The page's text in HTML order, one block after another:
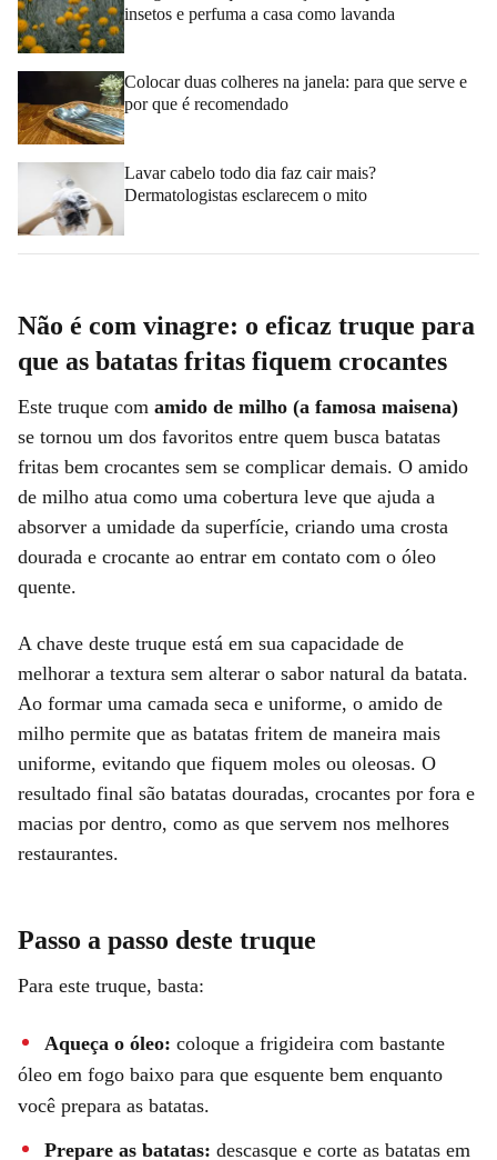
insetos e perfuma a casa como lavanda
Colocar duas colheres na janela: para que serve e
por que é recomendado
Lavar cabelo todo dia faz cair mais?
Dermatologistas esclarecem o mito
Não é com vinagre: o eficaz truque para
que as batatas fritas fiquem crocantes
Este truque com amido de milho (a famosa maisena)
se tornou um dos favoritos entre quem busca batatas
fritas bem crocantes sem se complicar demais. O amido
de milho atua como uma cobertura leve que ajuda a
absorver a umidade da superfície, criando uma crosta
dourada e crocante ao entrar em contato com o óleo
quente.
A chave deste truque está em sua capacidade de
melhorar a textura sem alterar o sabor natural da batata.
Ao formar uma camada seca e uniforme, o amido de
milho permite que as batatas fritem de maneira mais
uniforme, evitando que fiquem moles ou oleosas. O
resultado final são batatas douradas, crocantes por fora e
macias por dentro, como as que servem nos melhores
restaurantes.
Passo a passo deste truque
Para este truque, basta:
Aqueça o óleo: coloque a frigideira com bastante
óleo em fogo baixo para que esquente bem enquanto
você prepara as batatas.
Prepare as batatas: descasque e corte as batatas em